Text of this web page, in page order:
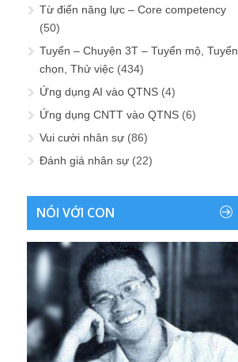
Từ điển năng lực – Core competency
(50)
Tuyển – Chuyện 3T – Tuyển mộ, Tuyển
chọn, Thử việc (434)
Ứng dụng AI vào QTNS (4)
Ứng dụng CNTT vào QTNS (6)
Vui cười nhân sự (86)
Đánh giá nhân sự (22)
NÓI VỚI CON